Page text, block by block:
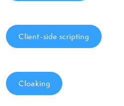
Client-side scripting
Cloaking